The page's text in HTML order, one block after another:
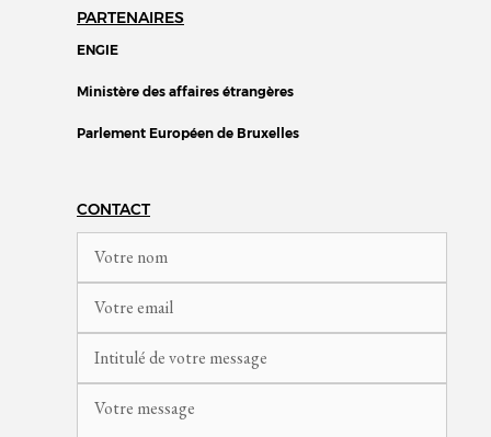
PARTENAIRES
ENGIE
Ministère des affaires étrangères
Parlement Européen de Bruxelles
CONTACT